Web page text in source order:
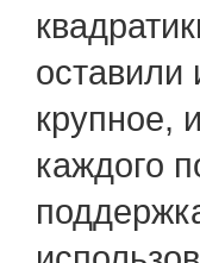
оставили
крупное,
каждого